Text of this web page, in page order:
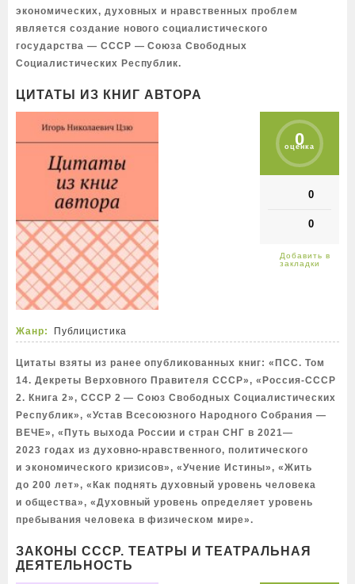
экономических, духовных и нравственных проблем
является создание нового социалистического
государства — СССР — Союза Свободных
Социалистических Республик.
ЦИТАТЫ ИЗ КНИГ АВТОРА
0
оценка
0
0
Жанр: Публицистика
Цитаты взяты из ранее опубликованных книг: «ПСС. Том
14. Декреты Верховного Правителя СССР», «Россия-СССР
2. Книга 2», СССР 2 — Союз Свободных Социалистических
Республик», «Устав Всесоюзного Народного Собрания —
ВЕЧЕ», «Путь выхода России и стран СНГ в 2021—
2023 годах из духовно-нравственного, политического
и экономического кризисов», «Учение Истины», «Жить
до 200 лет», «Как поднять духовный уровень человека
и общества», «Духовный уровень определяет уровень
пребывания человека в физическом мире».
ЗАКОНЫ СССР. ТЕАТРЫ И ТЕАТРАЛЬНАЯ
ДЕЯТЕЛЬНОСТЬ